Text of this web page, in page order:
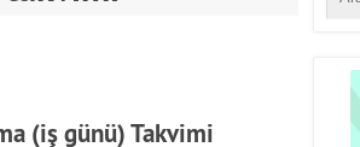
(iş günü) Takvimi